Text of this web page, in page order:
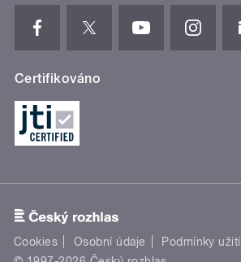
Certifikováno
Cookies Osobní údaje Podmínky užití